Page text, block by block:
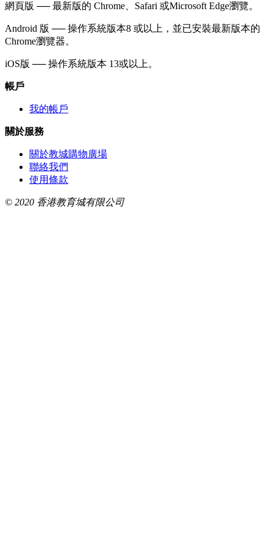
網頁版 ── 最新版的 Chrome、Safari 或Microsoft Edge瀏覽。
Android 版 ── 操作系統版本8 或以上，並已安裝最新版本的
Chrome瀏覽器。
iOS版 ── 操作系統版本 13或以上。
帳戶
我的帳戶
關於服務
關於教城購物廣場
聯絡我們
使用條款
© 2020 香港教育城有限公司